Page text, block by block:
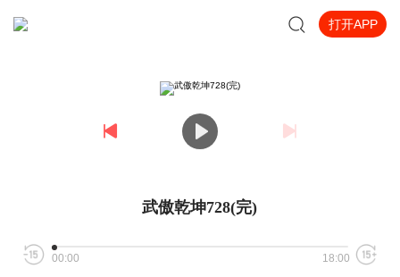
打开APP
武傲乾坤728(完)
00:00 18:00